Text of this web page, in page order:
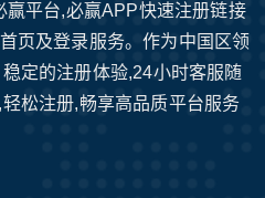
赢平台,必赢APP快速注册链接
页及登录服务。作为中国区领
定的注册体验,24小时客服随
松注册,畅享高品质平台服务